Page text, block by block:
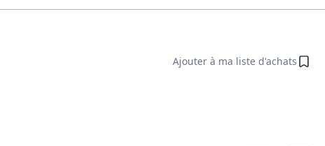
Ajouter à ma liste d'achats